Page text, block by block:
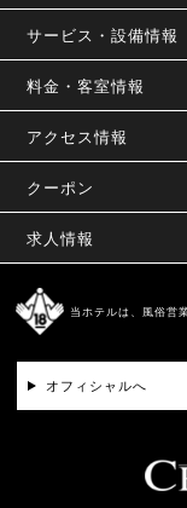
サービス・設備情報
料金・客室情報
アクセス情報
クーポン
求人情報
当ホテルは、風俗営
オフィシャルへ